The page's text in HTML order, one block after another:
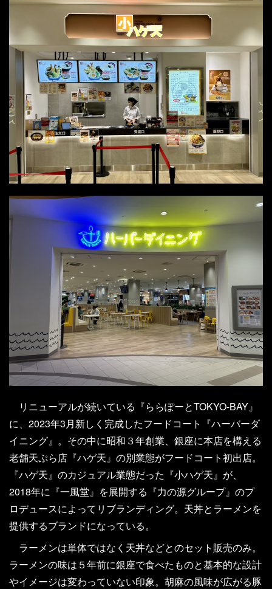
リニューアルが続いている『ららぽーとTOKYO-BAY』
に、2023年3月新しく完成したフードコート『ハーバーダ
イニング』。その中に昭和３年創業、銀座に本店を構える
老舗天ぷら店『ハゲ天』の別業態がフードコート初出店。
『ハゲ天』のカジュアル業態だった『小ハゲ天』が、
2018年に『一風堂』を展開する『力の源グループ』のプ
ロデュースによってリブランディング。天丼とラーメンを
提供するブランドになっている。
ラーメンは単体ではなく天丼などとのセット販売のみ。
ラーメンの味は５年前に銀座で食べたものと基本的な設計
やイメージは変わっていない印象。胡麻の風味が広がる豚